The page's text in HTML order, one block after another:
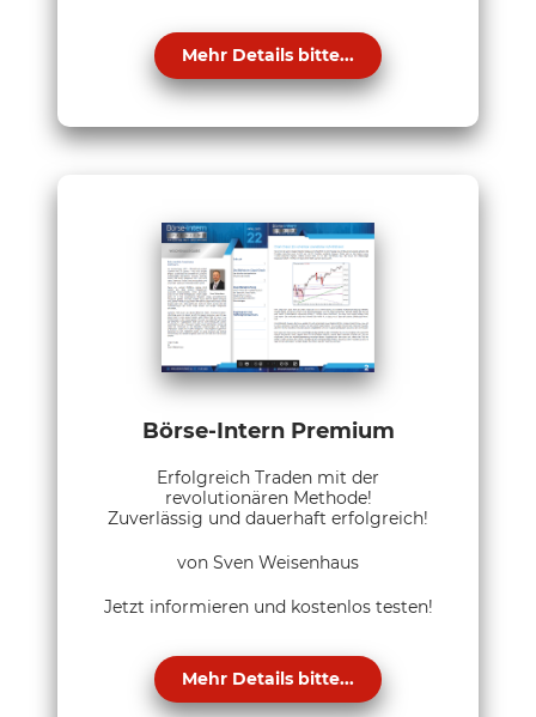
Mehr Details bitte...
Börse-Intern Premium
Erfolgreich Traden mit der
revolutionären Methode!
Zuverlässig und dauerhaft erfolgreich!
von Sven Weisenhaus
Jetzt informieren und kostenlos testen!
Mehr Details bitte...